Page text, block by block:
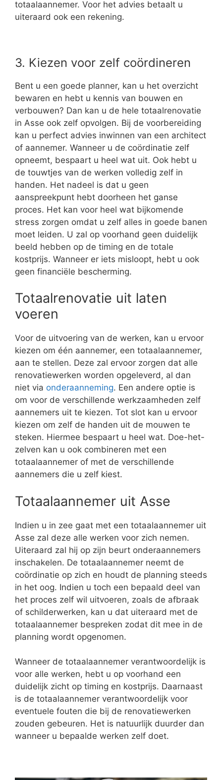
totaalaannemer. Voor het advies betaalt u
uiteraard ook een rekening.
3. Kiezen voor zelf coördineren
Bent u een goede planner, kan u het overzicht
bewaren en hebt u kennis van bouwen en
verbouwen? Dan kan u de hele totaalrenovatie
in Asse ook zelf opvolgen. Bij de voorbereiding
kan u perfect advies inwinnen van een architect
of aannemer. Wanneer u de coördinatie zelf
opneemt, bespaart u heel wat uit. Ook hebt u
de touwtjes van de werken volledig zelf in
handen. Het nadeel is dat u geen
aanspreekpunt hebt doorheen het ganse
proces. Het kan voor heel wat bijkomende
stress zorgen omdat u zelf alles in goede banen
moet leiden. U zal op voorhand geen duidelijk
beeld hebben op de timing en de totale
kostprijs. Wanneer er iets misloopt, hebt u ook
geen financiële bescherming.
Totaalrenovatie uit laten
voeren
Voor de uitvoering van de werken, kan u ervoor
kiezen om één aannemer, een totaalaannemer,
aan te stellen. Deze zal ervoor zorgen dat alle
renovatiewerken worden opgeleverd, al dan
niet via onderaanneming. Een andere optie is
om voor de verschillende werkzaamheden zelf
aannemers uit te kiezen. Tot slot kan u ervoor
kiezen om zelf de handen uit de mouwen te
steken. Hiermee bespaart u heel wat. Doe-het-
zelven kan u ook combineren met een
totaalaannemer of met de verschillende
aannemers die u zelf kiest.
Totaalaannemer uit Asse
Indien u in zee gaat met een totaalaannemer uit
Asse zal deze alle werken voor zich nemen.
Uiteraard zal hij op zijn beurt onderaannemers
inschakelen. De totaalaannemer neemt de
coördinatie op zich en houdt de planning steeds
in het oog. Indien u toch een bepaald deel van
het proces zelf wil uitvoeren, zoals de afbraak
of schilderwerken, kan u dat uiteraard met de
totaalaannemer bespreken zodat dit mee in de
planning wordt opgenomen.
Wanneer de totaalaannemer verantwoordelijk is
voor alle werken, hebt u op voorhand een
duidelijk zicht op timing en kostprijs. Daarnaast
is de totaalaannemer verantwoordelijk voor
eventuele fouten die bij de renovatiewerken
zouden gebeuren. Het is natuurlijk duurder dan
wanneer u bepaalde werken zelf doet.